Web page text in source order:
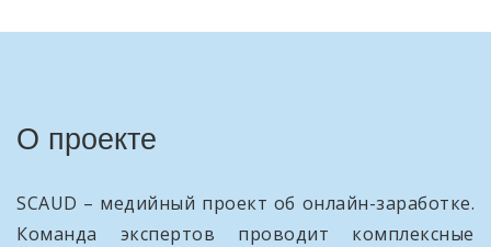
О проекте
SCAUD – медийный проект об онлайн-заработке.
Команда экспертов проводит комплексные